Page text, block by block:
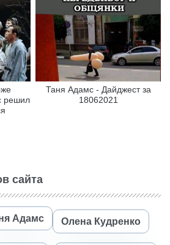
решил
Таня Адамс - Дайджест за
18062021
сайта
Адамс Олена Кудренко